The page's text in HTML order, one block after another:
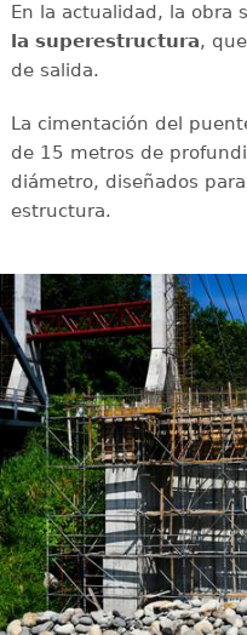
En la actualidad, la obra
la superestructura,
de salida.
La cimentación del
de 15 metros de
diámetro, diseñados
estructura.